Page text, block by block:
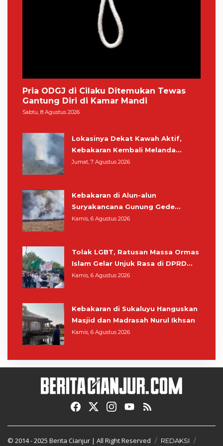
Pria ODGJ di Cilaku Ditemukan Tewas
Gantung Diri di Kamar Mandi
Sabtu, 8 Agustus 2026
Lokasinya Dekat Kawah Aktif,
Kebakaran Kembali Melanda
Kawasan Gunung Gede Pangrango
Jumat, 7 Agustus 2026
Kebakaran di Alun-alun
Suryakancana Gunung Gede
Pangrango, Relawan dan Warga
Kamis, 6 Agustus 2026
Tolak LGBT, Ratusan Massa Ormas
Islam Gelar Unjuk Rasa di DPRD
Cianjur
Kamis, 6 Agustus 2026
Kebakaran di Sukaluyu Hanguskan
Masjid dan Madrasah Nurul Ikhsan
Kamis, 6 Agustus 2026
© 2014 - 2025 Berita Cianjur | All Right Reserved
REDAKSI